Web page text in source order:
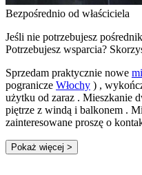
Bezpośrednio od właściciela
Jeśli nie potrzebujesz
Potrzebujesz wsparcia?
Sprzedam praktycznie nowe
pogranicze Włochy ) ,
użytku od zaraz . Mieszkanie
piętrze z windą i balkonem .
zainteresowane proszę o
Pokaż więcej >